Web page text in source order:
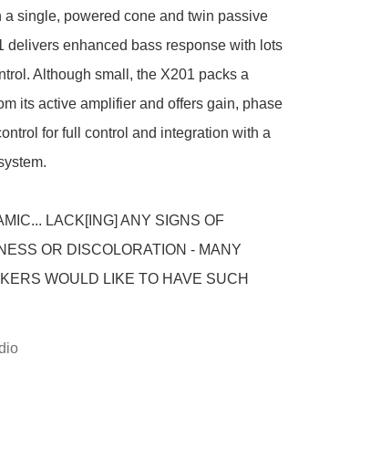
a single, powered cone and twin passive
delivers enhanced bass response with lots
Although small, the X201 packs a
its active amplifier and offers gain, phase
for full control and integration with a
LACK[ING] ANY SIGNS OF
OR DISCOLORATION - MANY
WOULD LIKE TO HAVE SUCH